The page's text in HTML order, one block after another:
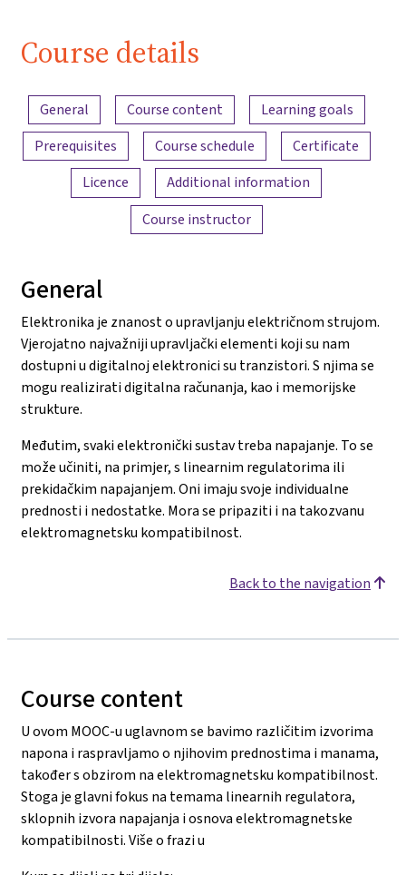
Digital
and
Amplifiers
Course details
Content overview
General Course content
Learning goals
Prerequisites
Course schedule
Certificate
Licence
Additional information
Course instructor
General
Elektronika je znanost o upravljanju električnom strujom.
Vjerojatno najvažniji upravljački elementi koji su nam
dostupni u digitalnoj elektronici su tranzistori. S njima se
mogu realizirati digitalna računanja, kao i memorijske
strukture.
Međutim, svaki elektronički sustav treba napajanje. To se
može učiniti, na primjer, s linearnim regulatorima ili
prekidačkim napajanjem. Oni imaju svoje individualne
prednosti i nedostatke. Mora se pripaziti i na takozvanu
elektromagnetsku kompatibilnost.
Back to the navigation
Course content
U ovom MOOC-u uglavnom se bavimo različitim izvorima
napona i raspravljamo o njihovim prednostima i manama,
također s obzirom na elektromagnetsku kompatibilnost.
Stoga je glavni fokus na temama linearnih regulatora,
sklopnih izvora napajanja i osnova elektromagnetske
kompatibilnosti. Više o frazi u